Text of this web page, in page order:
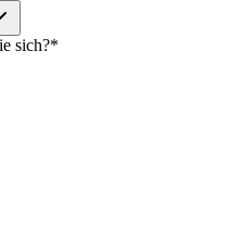
sich?*